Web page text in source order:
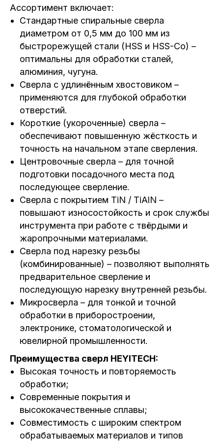
Ассортимент включает:
Стандартные спиральные сверла
диаметром от 0,5 мм до 100 мм из
быстрорежущей стали (HSS и HSS-Co) –
оптимальны для обработки сталей,
алюминия, чугуна.
Сверла с удлинённым хвостовиком –
применяются для глубокой обработки
отверстий.
Короткие (укороченные) сверла –
обеспечивают повышенную жёсткость и
точность на начальном этапе сверления.
Центровочные сверла – для точной
подготовки посадочного места под
последующее сверление.
Сверла с покрытием TiN / TiAlN –
повышают износостойкость и срок службы
инструмента при работе с твёрдыми и
жаропрочными материалами.
Сверла под нарезку резьбы
(комбинированные) – позволяют выполнять
предварительное сверление и
последующую нарезку внутренней резьбы.
Микросверла – для тонкой и точной
обработки в приборостроении,
электронике, стоматологической и
ювелирной промышленности.
Преимущества сверл HEYITECH:
Высокая точность и повторяемость
обработки;
Современные покрытия и
высококачественные сплавы;
Совместимость с широким спектром
обрабатываемых материалов и типов